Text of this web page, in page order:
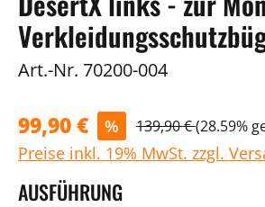
Art.-Nr. 70200-004
99,90 € % 139,90 €(28.59%
Preise inkl. 19% MwSt. zzgl.
AUSFÜHRUNG